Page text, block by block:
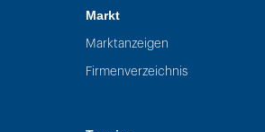
Markt
Marktanzeigen
Firmenverzeichnis